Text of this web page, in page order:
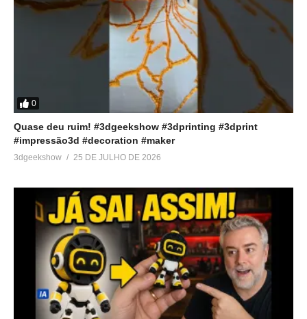
0
Quase deu ruim! #3dgeekshow #3dprinting #3dprint
#impressão3d #decoration #maker
3dgeekshow 25 DE JULHO DE 2026